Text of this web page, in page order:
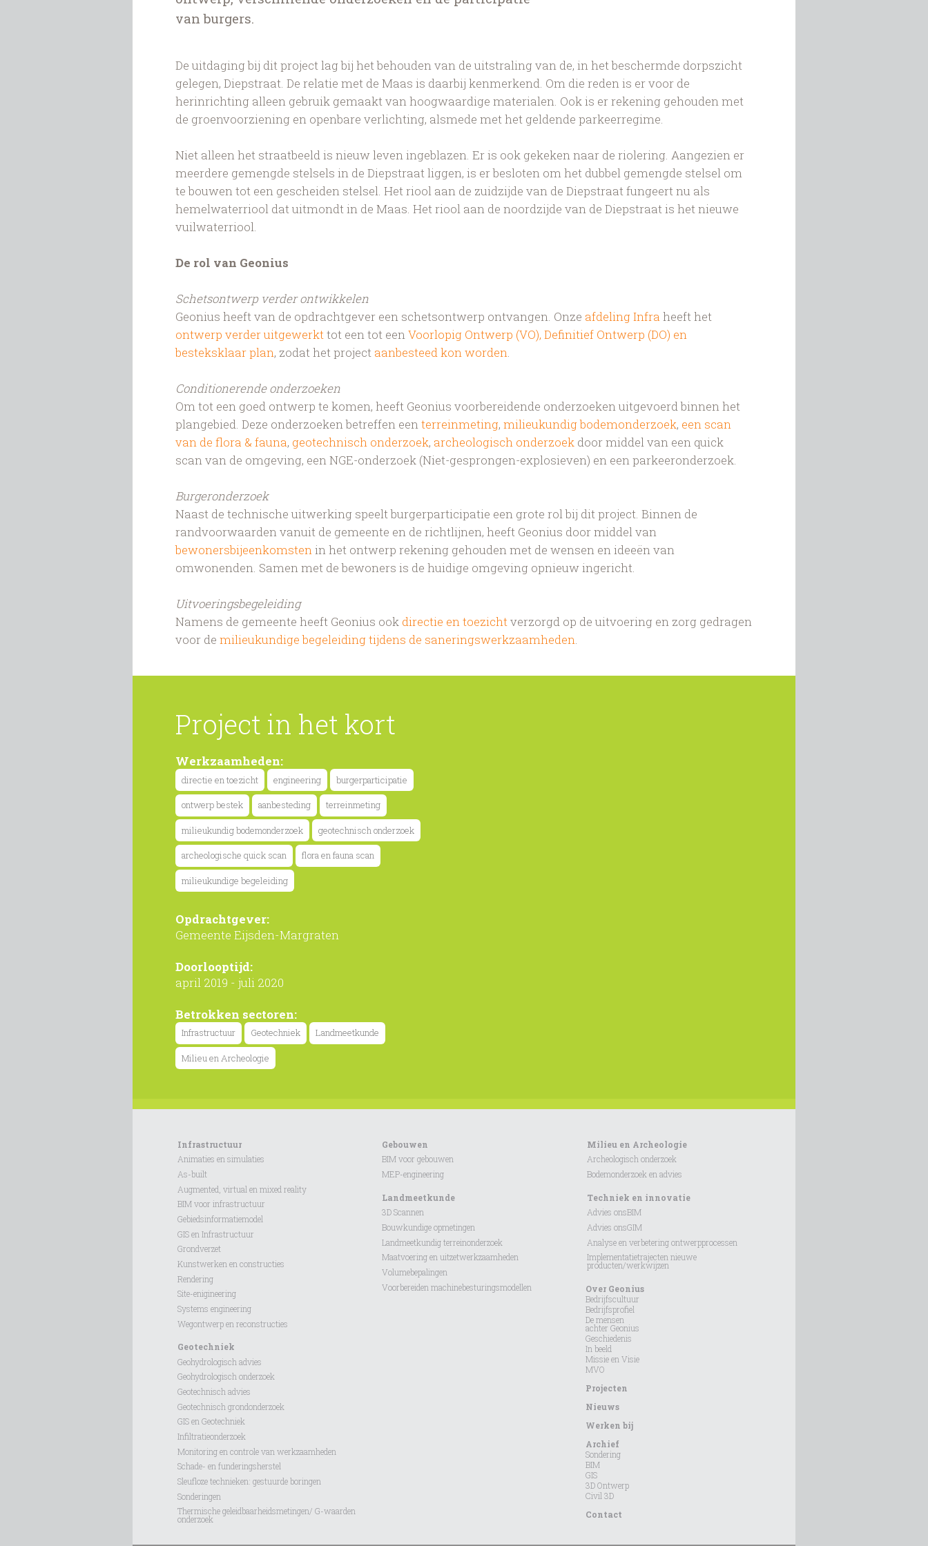
van burgers.
De uitdaging bij dit project lag bij het behouden van de uitstraling van de, in het beschermde dorpszicht
gelegen, Diepstraat. De relatie met de Maas is daarbij kenmerkend. Om die reden is er voor de
herinrichting alleen gebruik gemaakt van hoogwaardige materialen. Ook is er rekening gehouden met
de groenvoorziening en openbare verlichting, alsmede met het geldende parkeerregime.
Niet alleen het straatbeeld is nieuw leven ingeblazen. Er is ook gekeken naar de riolering. Aangezien er
meerdere gemengde stelsels in de Diepstraat liggen, is er besloten om het dubbel gemengde stelsel om
te bouwen tot een gescheiden stelsel. Het riool aan de zuidzijde van de Diepstraat fungeert nu als
hemelwaterriool dat uitmondt in de Maas. Het riool aan de noordzijde van de Diepstraat is het nieuwe
vuilwaterriool.
De rol van Geonius
Schetsontwerp verder ontwikkelen
Geonius heeft van de opdrachtgever een schetsontwerp ontvangen. Onze afdeling Infra heeft het
ontwerp verder uitgewerkttot een tot eenVoorlopig Ontwerp (VO), Definitief Ontwerp (DO) en
besteksklaar plan, zodat het project aanbesteed kon worden.
Conditionerende onderzoeken
Om tot een goed ontwerp te komen, heeft Geonius voorbereidende onderzoeken uitgevoerd binnen het
plangebied. Deze onderzoeken betreffen eenterreinmeting,milieukundig bodemonderzoek, een scan
van de flora & fauna, geotechnisch onderzoek, archeologisch onderzoek door middel van een quick
scan van de omgeving, een NGE-onderzoek (Niet-gesprongen-explosieven) en een parkeeronderzoek.
Burgeronderzoek
Naast de technische uitwerking speelt burgerparticipatie een grote rol bij dit project. Binnen de
randvoorwaarden vanuit de gemeente en de richtlijnen, heeft Geonius door middel van
bewonersbijeenkomstenin het ontwerp rekening gehouden met de wensen en ideeën van
omwonenden. Samen met de bewoners is de huidige omgeving opnieuw ingericht.
Uitvoeringsbegeleiding
Namens de gemeente heeft Geonius ook directie en toezichtverzorgd op de uitvoering en zorg gedragen
voor demilieukundige begeleiding tijdens de saneringswerkzaamheden.
Project in het kort
Werkzaamheden:
directie en toezicht engineering burgerparticipatie
ontwerp bestek aanbesteding terreinmeting
milieukundig bodemonderzoek geotechnisch onderzoek
archeologische quick scan flora en fauna scan
milieukundige begeleiding
Opdrachtgever:
Gemeente Eijsden-Margraten
Doorlooptijd:
april 2019 - juli 2020
Betrokken sectoren:
Infrastructuur Geotechniek Landmeetkunde
Milieu en Archeologie
Infrastructuur
Animaties en simulaties
As-built
Augmented, virtual en mixed reality
BIM voor infrastructuur
Gebiedsinformatiemodel
GIS en Infrastructuur
Grondverzet
Kunstwerken en constructies
Rendering
Site-enigineering
Systems engineering
Wegontwerp en reconstructies
Geotechniek
Geohydrologisch advies
Geohydrologisch onderzoek
Geotechnisch advies
Geotechnisch grondonderzoek
GIS en Geotechniek
Infiltratieonderzoek
Monitoring en controle van werkzaamheden
Schade- en funderingsherstel
Sleufloze technieken: gestuurde boringen
Sonderingen
Thermische geleidbaarheidsmetingen/ G-waarden
onderzoek
Gebouwen
BIM voor gebouwen
MEP-engineering
Landmeetkunde
3D Scannen
Bouwkundige opmetingen
Landmeetkundig terreinonderzoek
Maatvoering en uitzetwerkzaamheden
Volumebepalingen
Voorbereiden machinebesturingsmodellen
Milieu en Archeologie
Archeologisch onderzoek
Bodemonderzoek en advies
Techniek en innovatie
Advies onsBIM
Advies onsGIM
Analyse en verbetering ontwerpprocessen
Implementatietrajecten nieuwe
producten/werkwijzen
Over Geonius
Bedrijfscultuur
Bedrijfsprofiel
De mensen
achter Geonius
Geschiedenis
In beeld
Missie en Visie
MVO
Projecten
Nieuws
Werken bij
Archief
Sondering
BIM
GIS
3D Ontwerp
Civil 3D
Contact